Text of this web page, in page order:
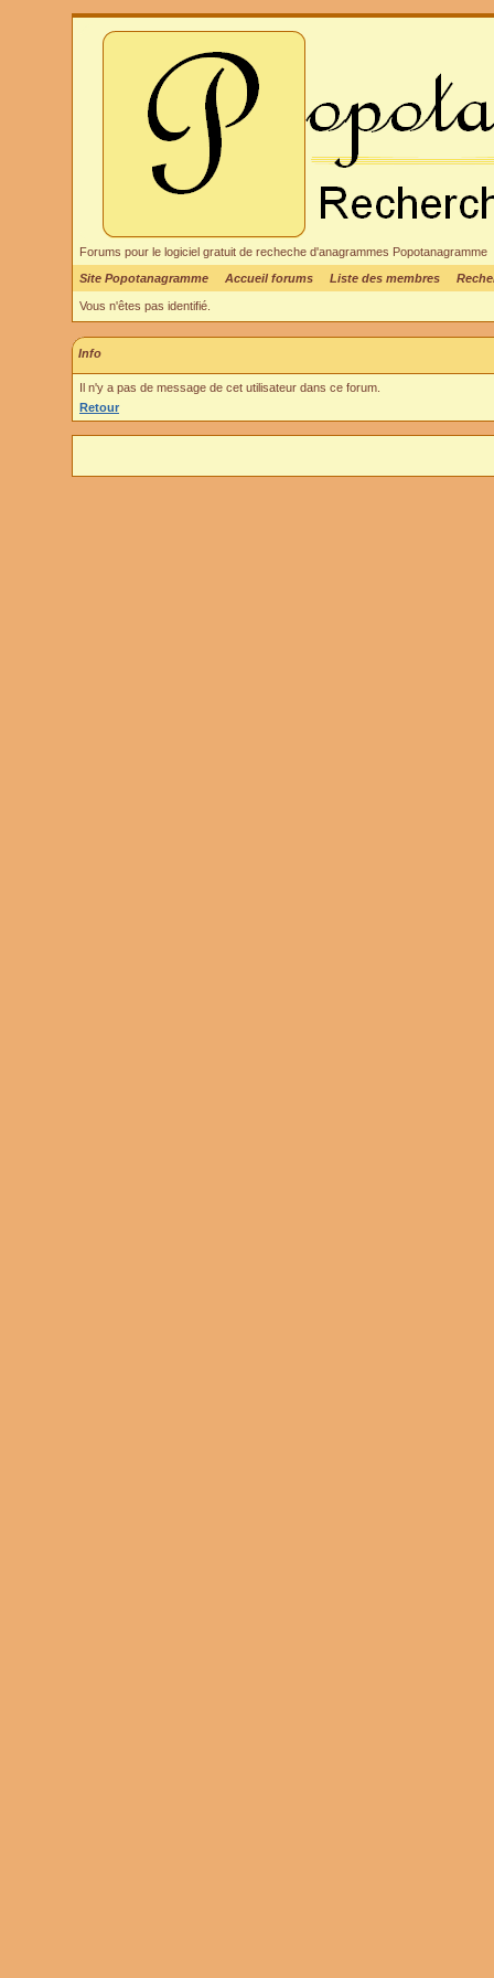
Forums pour le logiciel gratuit de recheche d'anagrammes Popotanagramme
Site Popotanagramme
Accueil forums Liste des membres
Vous n'êtes pas identifié.
Info
Il n'y a pas de message de cet utilisateur dans ce forum.
Retour